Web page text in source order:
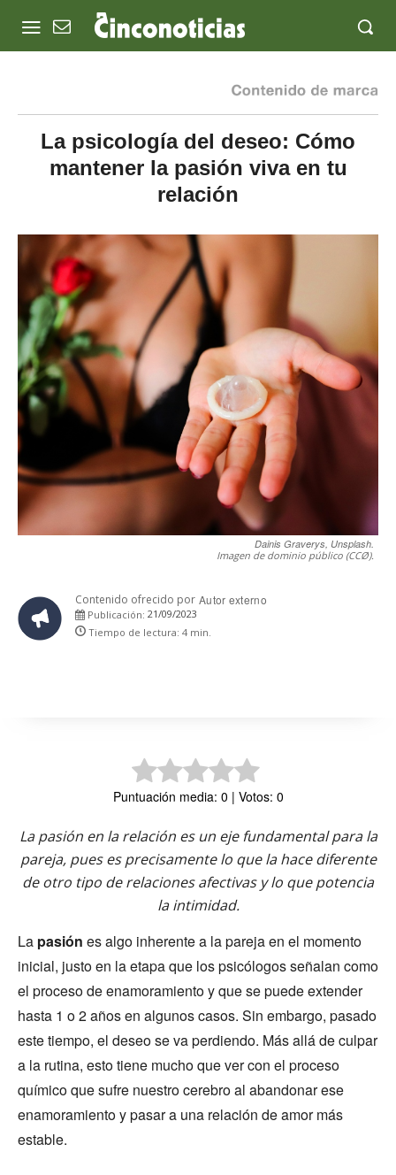
La psicología del deseo: Cómo
mantener la pasión viva en tu
relación
Dainis Graverys, Unsplash.
Imagen de dominio público (CCØ).
Contenido ofrecido por Autor externo
Publicación: 21/09/2023
Tiempo de lectura: 4 min.
Puntuación media: 0 | Votos: 0
La pasión en la relación es un eje fundamental para la
pareja, pues es precisamente lo que la hace diferente
de otro tipo de relaciones afectivas y lo que potencia
la intimidad.
La pasión es algo inherente a la pareja en el momento
inicial, justo en la etapa que los psicólogos señalan como
el proceso de enamoramiento y que se puede extender
hasta 1 o 2 años en algunos casos. Sin embargo, pasado
este tiempo, el deseo se va perdiendo. Más allá de culpar
a la rutina, esto tiene mucho que ver con el proceso
químico que sufre nuestro cerebro al abandonar ese
enamoramiento y pasar a una relación de amor más
estable.